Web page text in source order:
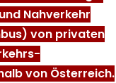
Nahverkehr
von privaten
von Österreich.